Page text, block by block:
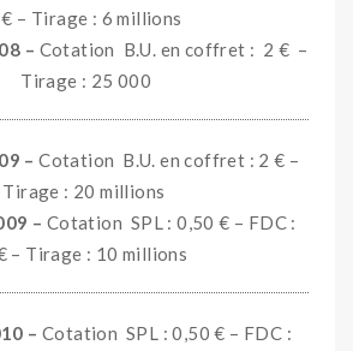
– Tirage : 6 millions
– Cotation B.U. en coffret : 2 € –
Tirage : 25 000
–Cotation B.U. en coffret : 2 € –
Tirage : 20 millions
– Cotation SPL : 0,50 € – FDC :
– Tirage : 10 millions
–Cotation SPL : 0,50 € – FDC :